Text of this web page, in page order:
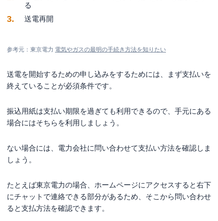
る
送電再開
参考元：東京電力 電気やガスの最明の手続き方法を知りたい
送電を開始するための申し込みをするためには、まず支払いを
終えていることが必須条件です。
振込用紙は支払い期限を過ぎても利用できるので、手元にある
場合にはそちらを利用しましょう。
ない場合には、電力会社に問い合わせて支払い方法を確認しま
しょう。
たとえば東京電力の場合、ホームページにアクセスすると右下
にチャットで連絡できる部分があるため、そこから問い合わせ
ると支払方法を確認できます。